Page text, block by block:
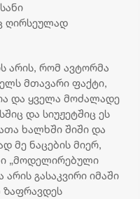
ღირსეულად
არის, რომ ავტორმა
მთავარი ფაქტი,
და ყველა მოძალადე
და სიუჟეტშიც ეს
ხალხში შიში და
მე ნაცების მიერ,
„მოდელირებული
გასაკვირი იმაში